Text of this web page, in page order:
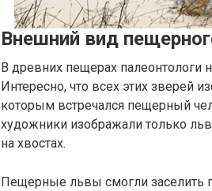
Внешний вид
В древних пещерах
Интересно, что всех этих зверей
которым встречался пещерный
художники изображали только
на хвостах.
Пещерные львы смогли заселить